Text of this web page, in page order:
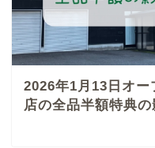
2026年1月13日オ
店の全品半額特典の